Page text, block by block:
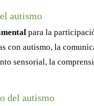
autismo
para la
con autismo, la
sensorial, la
del autismo